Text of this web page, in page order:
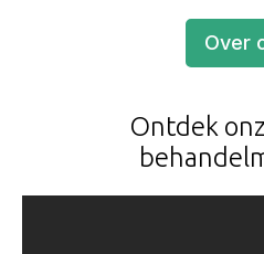
Over
Ontdek